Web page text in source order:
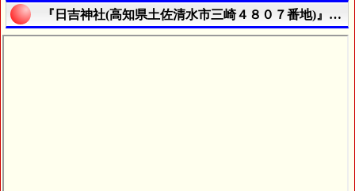
『日吉神社(高知県土佐清水市三崎４８０７番地)』の